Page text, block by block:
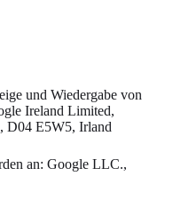
und Wiedergabe von
Ireland Limited,
D04 E5W5, Irland
an: Google LLC.,